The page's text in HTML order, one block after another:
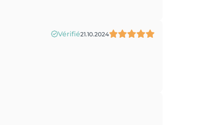
Vérifié21.10.2024